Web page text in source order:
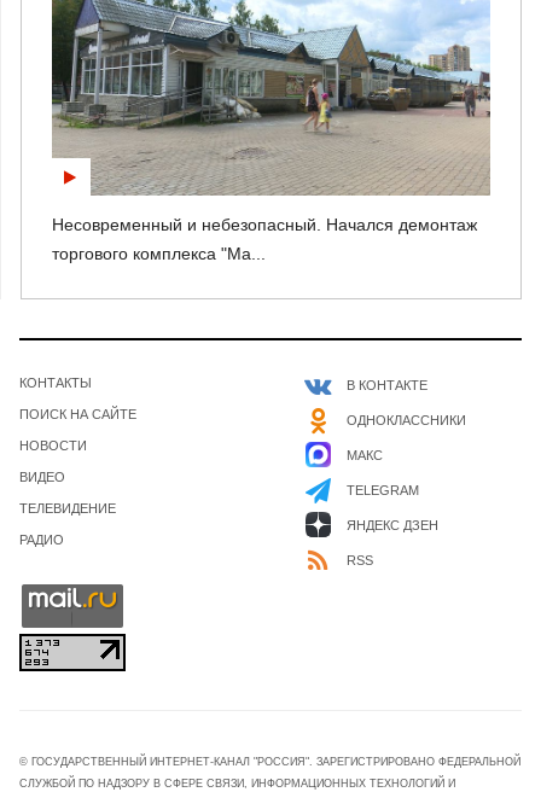
Несовременный и небезопасный. Начался демонтаж
торгового комплекса "Ма...
КОНТАКТЫ
ПОИСК НА САЙТЕ
НОВОСТИ
ВИДЕО
ТЕЛЕВИДЕНИЕ
РАДИО
В КОНТАКТЕ
ОДНОКЛАССНИКИ
МАКС
TELEGRAM
ЯНДЕКС ДЗЕН
RSS
© ГОСУДАРСТВЕННЫЙ ИНТЕРНЕТ-КАНАЛ "РОССИЯ". ЗАРЕГИСТРИРОВАНО ФЕДЕРАЛЬНОЙ
СЛУЖБОЙ ПО НАДЗОРУ В СФЕРЕ СВЯЗИ, ИНФОРМАЦИОННЫХ ТЕХНОЛОГИЙ И